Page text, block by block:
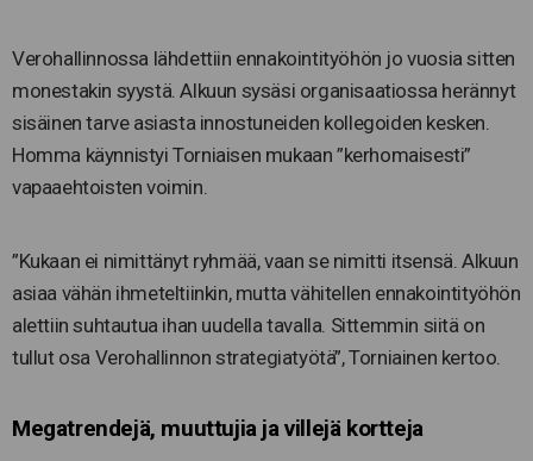
Verohallinnossa lähdettiin ennakointityöhön jo vuosia sitten
monestakin syystä. Alkuun sysäsi organisaatiossa herännyt
sisäinen tarve asiasta innostuneiden kollegoiden kesken.
Homma käynnistyi Torniaisen mukaan ”kerhomaisesti”
vapaaehtoisten voimin.
”Kukaan ei nimittänyt ryhmää, vaan se nimitti itsensä. Alkuun
asiaa vähän ihmeteltiinkin, mutta vähitellen ennakointityöhön
alettiin suhtautua ihan uudella tavalla. Sittemmin siitä on
tullut osa Verohallinnon strategiatyötä”, Torniainen kertoo.
Megatrendejä, muuttujia ja villejä kortteja